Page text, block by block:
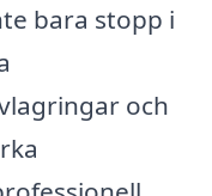
bara stopp i
och